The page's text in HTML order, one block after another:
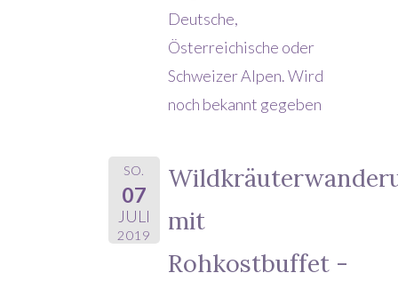
Deutsche,
Österreichische oder
Schweizer Alpen. Wird
noch bekannt gegeben
SO.
07
JULI
2019
mit
Rohkostbuffet -